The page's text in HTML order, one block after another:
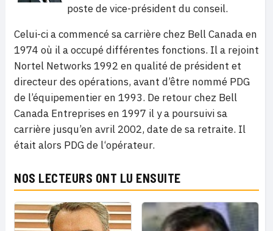
poste de vice-président du conseil.
Celui-ci a commencé sa carrière chez Bell Canada en
1974 où il a occupé différentes fonctions. Il a rejoint
Nortel Networks 1992 en qualité de président et
directeur des opérations, avant d’être nommé PDG
de l’équipementier en 1993. De retour chez Bell
Canada Entreprises en 1997 il y a poursuivi sa
carrière jusqu’en avril 2002, date de sa retraite. Il
était alors PDG de l‘opérateur.
NOS LECTEURS ONT LU ENSUITE